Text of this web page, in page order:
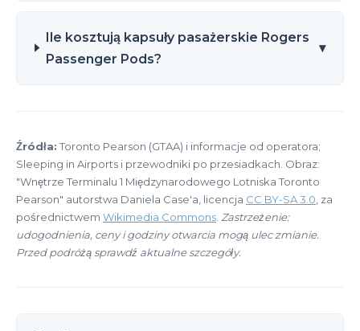
Ile kosztują kapsuły pasażerskie Rogers
Passenger Pods?
▾
Źródła: Toronto Pearson (GTAA) i informacje od operatora;
Sleeping in Airports i przewodniki po przesiadkach. Obraz:
"Wnętrze Terminalu 1 Międzynarodowego Lotniska Toronto
Pearson" autorstwa Daniela Case'a, licencja CC BY-SA 3.0 , za
pośrednictwem Wikimedia Commons Zastrzeżenie:
udogodnienia, ceny i godziny otwarcia mogą ulec zmianie.
Przed podróżą sprawdź aktualne szczegóły.